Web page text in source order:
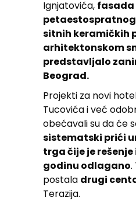
Ignjatovića, fasada
sitnih keramičkih
arhitektonskom
predstavljalo
Beograd.
Projekti za novi
Tucovića i već
obećavali su da će
sistematski prići
trga čije je rešenje
godinu odlagano.
postala drugi
Terazija.